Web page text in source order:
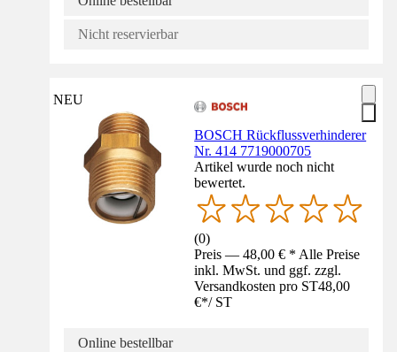
Nicht reservierbar
NEU
BOSCH Rückflussverhinderer
Nr. 414 7719000705
Artikel wurde noch nicht
bewertet.
(0)
Preis — 48,00 € * Alle Preise
inkl. MwSt. und ggf. zzgl.
Versandkosten pro ST48,00
€*/ ST
Online bestellbar